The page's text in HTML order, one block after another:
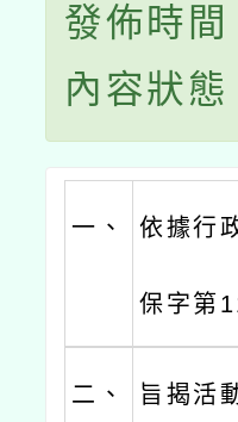
發佈時
內容狀
一、 依據行
保字第
二、 旨揭活